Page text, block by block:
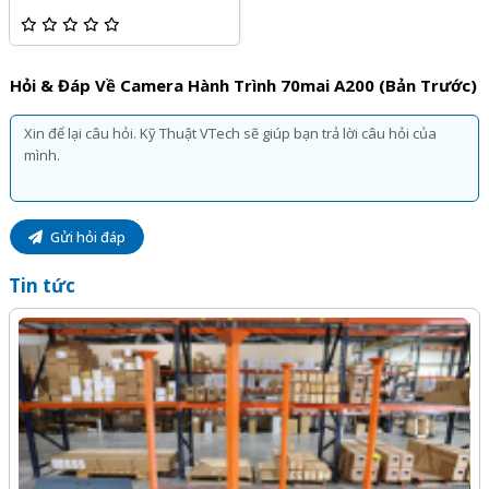
Camera trước 70mai A200 được tích hợp công nghệ G-
hình tự động. Và đồng thời sẽ thông báo cho bạn qua cảnh
báo sau khi camera hành trình được bật lại.
-13%
Camera Hành Trình
70mai M300
Camera hành trình ghi
hình trước và sau 70MAI
A200-1
Hỏi & Đáp Về Camera Hành Trình 70mai A200 (bản Trước)
Gửi hỏi đáp
Tin tức